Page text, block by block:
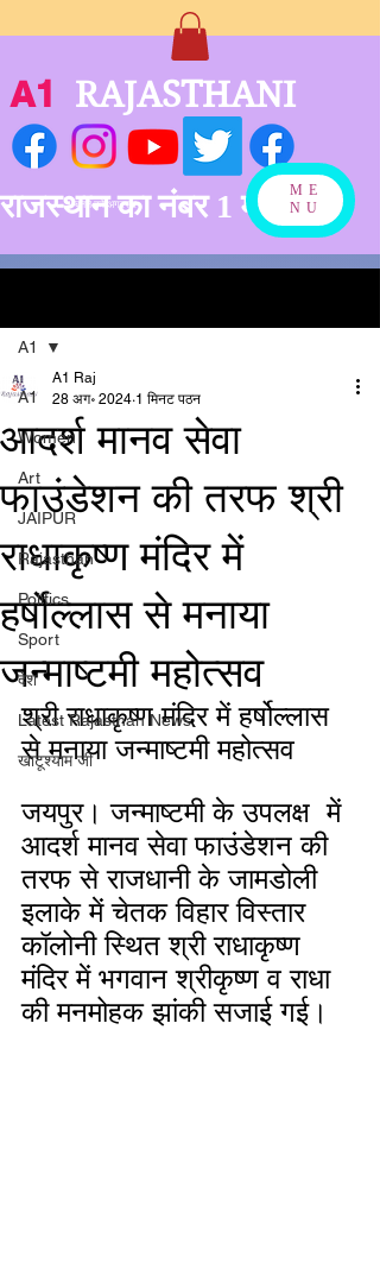
राजस्थान का नंबर 1 मीडिया
बनने को अग्रसर
ME
NU
A1 RAJASTHANI
A1
Women
Art
JAIPUR
Rajasthan
Politics
Sport
देश
Latest Rajasthan News
खाटूश्याम जी
A1
आदर्श मानव सेवा
फाउंडेशन की तरफ श्री
राधाकृष्ण मंदिर में
हर्षोल्लास से मनाया
जन्माष्टमी महोत्सव
A1 Raj
28 अग॰ 2024 1 मिनट पठन
श्री राधाकृष्ण मंदिर में हर्षोल्लास
से मनाया जन्माष्टमी महोत्सव
जयपुर। जन्माष्टमी के उपलक्ष  में
आदर्श मानव सेवा फाउंडेशन की
तरफ से राजधानी के जामडोली
इलाके में चेतक विहार विस्तार
कॉलोनी स्थित श्री राधाकृष्ण
मंदिर में भगवान श्रीकृष्ण व राधा
की मनमोहक झांकी सजाई गई।